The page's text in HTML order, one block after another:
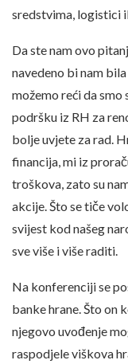
sredstvima, logistici
Da ste nam ovo
navedeno bi nam
možemo reći da
podršku iz RH za
bolje uvjete za rad.
financija, mi iz
troškova, zato su
akcije. Što se tiče
svijest kod našeg
sve više i više raditi.
Na konferenciji se
banke hrane. Što on
njegovo uvođenje
raspodjele viškova